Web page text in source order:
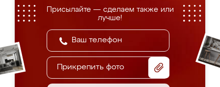
Присылайте — сделаем также или
лучше!
Прикрепить фото